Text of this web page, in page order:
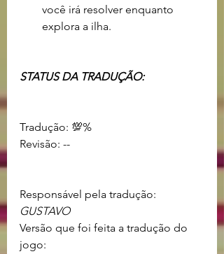
você irá resolver enquanto
explora a ilha.
STATUS DA TRADUÇÃO:
Revisão: --
Responsável pela tradução:
GUSTAVO
Versão que foi feita a tradução do
jogo: